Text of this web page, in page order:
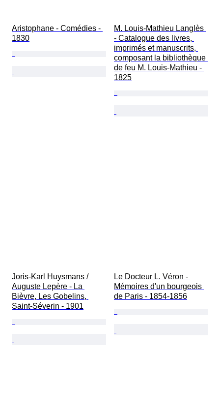
Aristophane - Comédies -
1830
M. Louis-Mathieu Langlès
- Catalogue des livres,
imprimés et manuscrits,
composant la bibliothèque
de feu M. Louis-Mathieu -
1825
Joris-Karl Huysmans /
Auguste Lepère - La
Bièvre, Les Gobelins,
Saint-Séverin - 1901
Le Docteur L. Véron -
Mémoires d'un bourgeois
de Paris - 1854-1856